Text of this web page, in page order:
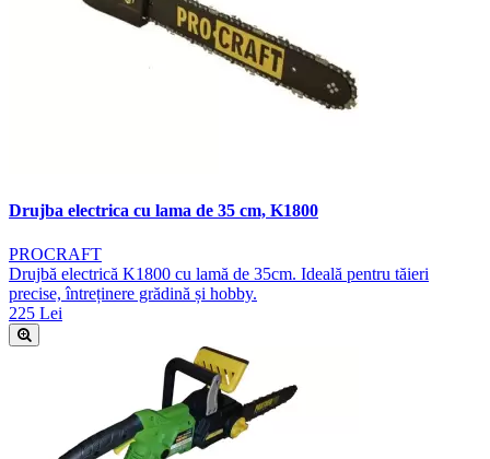
Drujba electrica cu lama de 35 cm, K1800
PROCRAFT
Drujbă electrică K1800 cu lamă de 35cm. Ideală pentru tăieri
precise, întreținere grădină și hobby.
225 Lei